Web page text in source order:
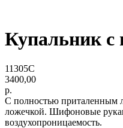
Купальник с
11305C
3400,00
р.
C полностью приталенным
ложечкой. Шифоновые
воздухопроницаемость.